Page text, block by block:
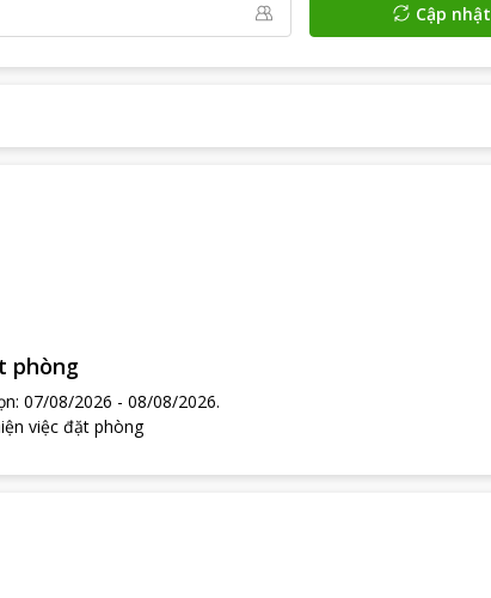
Cập nhật
phòng
: 07/08/2026 - 08/08/2026.
việc đặt phòng